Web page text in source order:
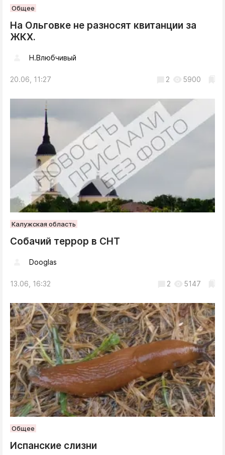
Общее
На Ольговке не разносят квитанции за
ЖКХ.
Н.Влюбчивый
20.06, 11:27 2 5900
Калужская область
Собачий террор в СНТ
Dooglas
13.06, 16:32 2 5147
Общее
Испанские слизни